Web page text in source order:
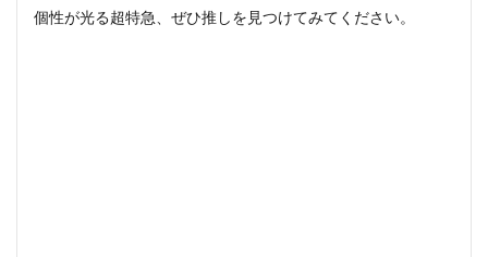
個性が光る超特急、ぜひ推しを見つけてみてください。